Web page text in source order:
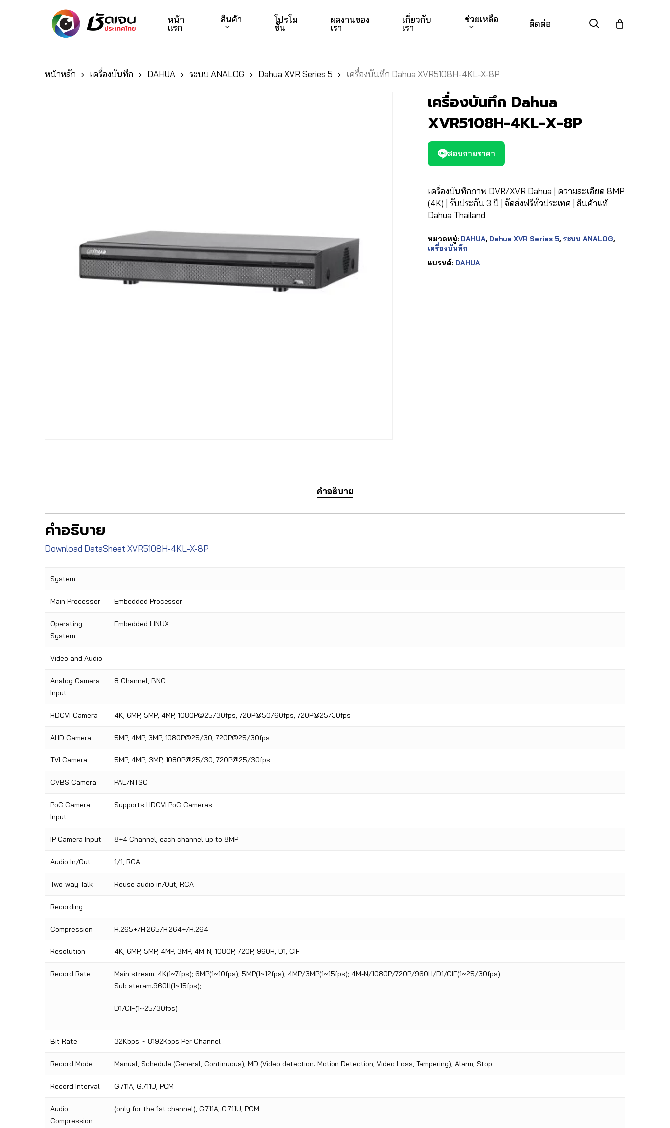
หน้า
แรก
สินค้า โปรโม
ชั่น
ผลงานของ
เรา
เกี่ยวกับ
เรา
ช่วยเหลือ ติดต่อ search
หน้าหลัก เครื่องบันทึก DAHUA ระบบ ANALOG Dahua XVR Series 5 เครื่องบันทึก Dahua XVR5108H-4KL-X-8P
เครื่องบันทึก Dahua
XVR5108H-4KL-X-8P
สอบถามราคา
เครื่องบันทึกภาพ DVR/XVR Dahua | ความละเอียด 8MP
(4K) | รับประกัน 3 ปี | จัดส่งฟรีทั่วประเทศ | สินค้าแท้
Dahua Thailand
หมวดหมู่: DAHUA, Dahua XVR Series 5, ระบบ ANALOG,
เครื่องบันทึก
แบรนด์: DAHUA
คำอธิบาย
คำอธิบาย
Download DataSheet XVR5108H-4KL-X-8P
System
Main Processor Embedded Processor
Operating
System
Embedded LINUX
Video and Audio
Analog Camera
Input
8 Channel, BNC
HDCVI Camera 4K, 6MP, 5MP, 4MP, 1080P@25/30fps, 720P@50/60fps, 720P@25/30fps
AHD Camera 5MP, 4MP, 3MP, 1080P@25/30, 720P@25/30fps
TVI Camera 5MP, 4MP, 3MP, 1080P@25/30, 720P@25/30fps
CVBS Camera PAL/NTSC
PoC Camera
Input
Supports HDCVI PoC Cameras
IP Camera Input 8+4 Channel, each channel up to 8MP
Audio In/Out 1/1, RCA
Two-way Talk Reuse audio in/Out, RCA
Recording
Compression H.265+/H.265/H.264+/H.264
Resolution 4K, 6MP, 5MP, 4MP, 3MP, 4M-N, 1080P, 720P, 960H, D1, CIF
Record Rate
Main stream: 4K(1~7fps); 6MP(1~10fps); 5MP(1~12fps); 4MP/3MP(1~15fps); 4M-N/1080P/720P/960H/D1/CIF(1~25/30fps)
Sub steram:960H(1~15fps);
D1/CIF(1~25/30fps)
Bit Rate 32Kbps ~ 8192Kbps Per Channel
Record Mode Manual, Schedule (General, Continuous), MD (Video detection: Motion Detection, Video Loss, Tampering), Alarm, Stop
Record Interval G.711A, G.711U, PCM
Audio
Compression
(only for the 1st channel), G.711A, G.711U, PCM